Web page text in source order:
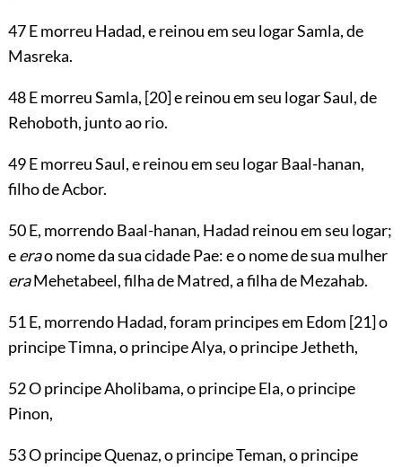
47 E morreu Hadad, e reinou em seu logar Samla, de
Masreka.
48 E morreu Samla, [20]e reinou em seu logar Saul, de
Rehoboth, junto ao rio.
49 E morreu Saul, e reinou em seu logar Baal-hanan,
filho de Acbor.
50 E, morrendo Baal-hanan, Hadad reinou em seu logar;
eerao nome da sua cidade Pae: e o nome de sua mulher
eraMehetabeel, filha de Matred, a filha de Mezahab.
51 E, morrendo Hadad, foram principes em Edom [21]o
principe Timna, o principe Alya, o principe Jetheth,
52 O principe Aholibama, o principe Ela, o principe
Pinon,
53 O principe Quenaz, o principe Teman, o principe